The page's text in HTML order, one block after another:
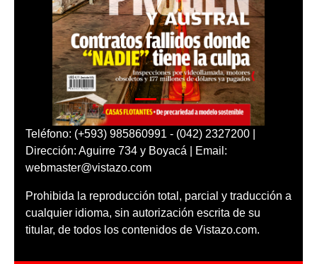
Teléfono: (+593) 985860991 - (042) 2327200 |
Dirección: Aguirre 734 y Boyacá | Email:
webmaster@vistazo.com
Prohibida la reproducción total, parcial y traducción a
cualquier idioma, sin autorización escrita de su
titular, de todos los contenidos de Vistazo.com.